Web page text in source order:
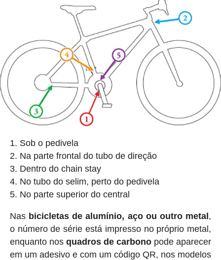
Sob o pedivela
Na parte frontal do tubo de direção
Dentro do chain stay
No tubo do selim, perto do pedivela
No parte superior do central
Nas bicicletas de alumínio, aço ou outro metal,
o número de série está impresso no próprio metal,
enquanto nos quadros de carbono pode aparecer
em um adesivo e com um código QR, nos modelos